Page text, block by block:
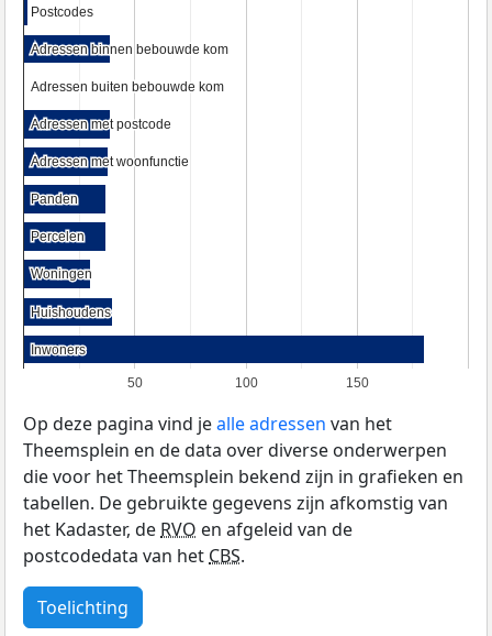
50 100 150
Postcodes
Postcodes
Adressen binnen bebouwde kom
Adressen binnen bebouwde kom
Adressen buiten bebouwde kom
Adressen buiten bebouwde kom
Adressen met postcode
Adressen met postcode
Adressen met woonfunctie
Adressen met woonfunctie
Panden
Panden
Percelen
Percelen
Woningen
Woningen
Huishoudens
Huishoudens
Inwoners
Inwoners
Op deze pagina vind jealle adressen van het
Theemsplein en de data over diverse onderwerpen
die voor het Theemsplein bekend zijn in grafieken en
tabellen. De gebruikte gegevens zijn afkomstig van
het Kadaster, de RVO en afgeleid van de
postcodedata van het CBS.
Toelichting